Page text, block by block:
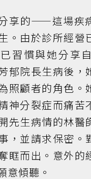
享的——這場疾
。由於診所經營
習慣與她分享
郁院長生病後，
照顧者的角色。
神分裂症而痛苦
先生病情的林醫
，並請求保密。
眶而出。意外的
意傾聽。